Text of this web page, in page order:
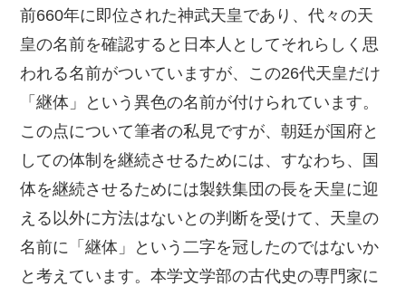
前660年に即位された神武天皇であり、代々の天
皇の名前を確認すると日本人としてそれらしく思
われる名前がついていますが、この26代天皇だけ
「継体」という異色の名前が付けられています。
この点について筆者の私見ですが、朝廷が国府と
しての体制を継続させるためには、すなわち、国
体を継続させるためには製鉄集団の長を天皇に迎
える以外に方法はないとの判断を受けて、天皇の
名前に「継体」という二字を冠したのではないか
と考えています。本学文学部の古代史の専門家に